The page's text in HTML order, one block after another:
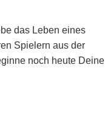
das Leben eines
Spielern aus der
noch heute Deine